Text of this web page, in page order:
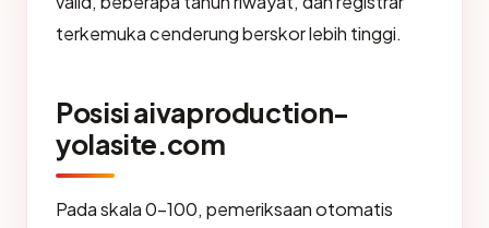
terkemuka cenderung berskor lebih tinggi.
Posisi aivaproduction-
yolasite.com
Pada skala 0-100, pemeriksaan otomatis